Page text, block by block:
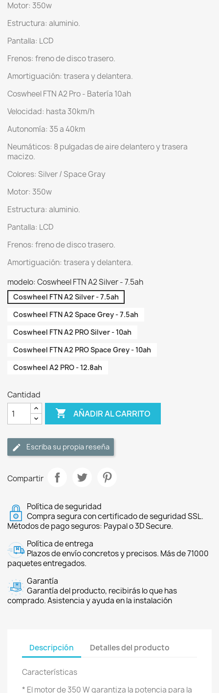
Motor: 350w
Estructura: aluminio.
Pantalla: LCD
Frenos: freno de disco trasero.
Amortiguación: trasera y delantera.
Coswheel FTN A2 Pro - Batería 10ah
Velocidad: hasta 30km/h
Autonomía: 35 a 40km
Neumáticos: 8 pulgadas de aire delantero y trasera
macizo.
Colores: Silver / Space Gray
Motor: 350w
Estructura: aluminio.
Pantalla: LCD
Frenos: freno de disco trasero.
Amortiguación: trasera y delantera.
modelo: Coswheel FTN A2 Silver - 7.5ah
Coswheel FTN A2 Silver - 7.5ah
Coswheel FTN A2 Space Grey - 7.5ah
Coswheel FTN A2 PRO Silver - 10ah
Coswheel FTN A2 PRO Space Grey - 10ah
Coswheel A2 PRO - 12.8ah
Cantidad
 AÑADIR AL CARRITO
Escriba su propia reseña
Compartir
Política de seguridad
Compra segura con certificado de seguridad SSL.
Métodos de pago seguros: Paypal o 3D Secure.
Política de entrega
Plazos de envío concretos y precisos. Más de 71000
paquetes entregados.
Garantía
Garantía del producto, recibirás lo que has
comprado. Asistencia y ayuda en la instalación
Descripción Detalles del producto
Características
* El motor de 350 W garantiza la potencia para la